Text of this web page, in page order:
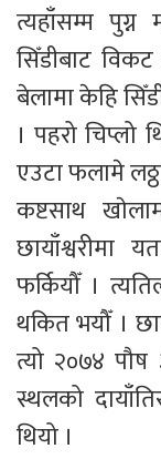
त्यहाँसम्म
सिँडीबाट
बेलामा केहि
। पहरो चिप्लो
एउटा फलामे
कष्टसाथ
छायाँश्वरीमा
फर्कियौँ ।
थकित भयौँ ।
त्यो २०७४ पौष
स्थलको
थियो ।